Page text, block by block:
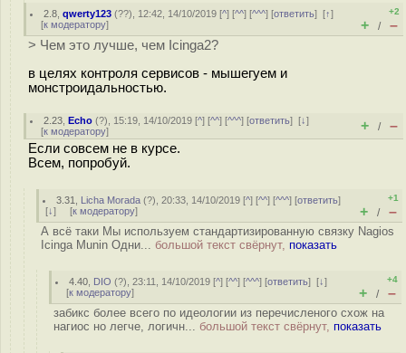
2.8 ,qwerty123 (??), 12:42, 14/10/2019 [^] [^^] [^^^] [ответить][↑]
[к модератору]
+2
+ / –
> Чем это лучше, чем Icinga2?
в целях контроля сервисов - мышегуем и
монстроидальностью.
2.23 ,Echo (?), 15:19, 14/10/2019 [^] [^^] [^^^] [ответить][↓]
[к модератору] + / –
Если совсем не в курсе.
Всем, попробуй.
3.31 Licha Morada (?), 20:33, 14/10/2019 [^] [^^] [^^^] [ответить]
[↓] [к модератору]
+1
+ / –
А всё таки Мы используем стандартизированную связку Nagios
Icinga Munin Одни... большой текст свёрнут, показать
4.40 DIO (?), 23:11, 14/10/2019 [^] [^^] [^^^] [ответить][↓]
[к модератору]
+4
+ / –
забикс более всего по идеологии из перечисленого схож на
нагиос но легче, логичн... большой текст свёрнут, показать